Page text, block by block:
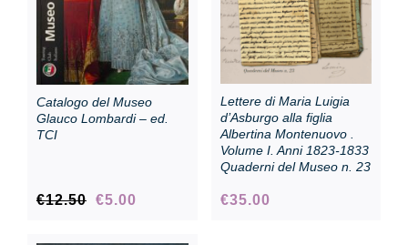
Contatti e biglietti
Accessibilità
Catalogo del Museo
Glauco Lombardi – ed.
TCI
€12.50 Il
€5.00
Lettere di Maria Luigia
d’Asburgo alla figlia
Albertina Montenuovo .
Volume I. Anni 1823-1833
Quaderni del Museo n. 23
€35.00